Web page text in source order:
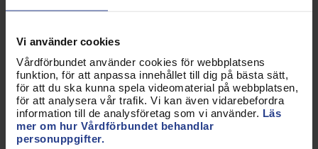
Vi använder cookies
Vårdförbundet använder cookies för webbplatsens
funktion, för att anpassa innehållet till dig på bästa sätt,
för att du ska kunna spela videomaterial på webbplatsen,
för att analysera vår trafik. Vi kan även vidarebefordra
information till de analysföretag som vi använder. Läs
mer om hur Vårdförbundet behandlar
personuppgifter.
kvarstå i gamla tjänstepensionssystemet.
Ta alltid kontakt med Vårdförbundet när det gäller
en verksamhetsövergång.
Flera deltidsanställningar